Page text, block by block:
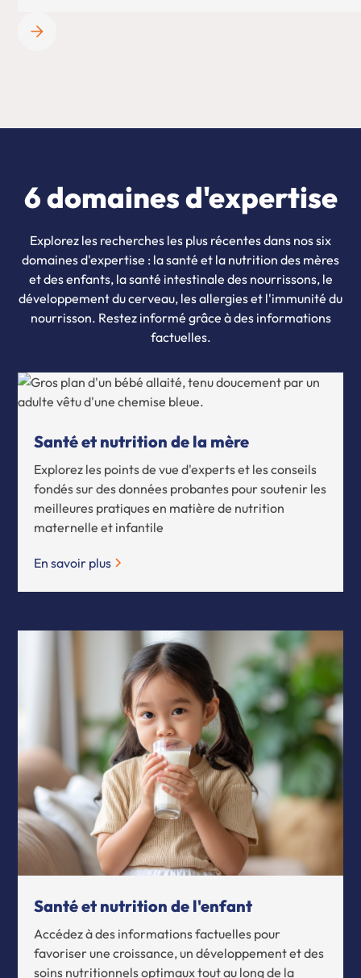
6 domaines d'expertise
Explorez les recherches les plus récentes dans nos six
domaines d'expertise : la santé et la nutrition des mères
et des enfants, la santé intestinale des nourrissons, le
développement du cerveau, les allergies et l'immunité du
nourrisson. Restez informé grâce à des informations
factuelles.
Santé et nutrition de la mère
Explorez les points de vue d'experts et les conseils
fondés sur des données probantes pour soutenir les
meilleures pratiques en matière de nutrition
maternelle et infantile
En savoir plus
Santé et nutrition de l'enfant
Accédez à des informations factuelles pour
favoriser une croissance, un développement et des
soins nutritionnels optimaux tout au long de la